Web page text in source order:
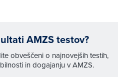
AMZS testov?
obveščeni o najnovejših testih,
in dogajanju v AMZS.